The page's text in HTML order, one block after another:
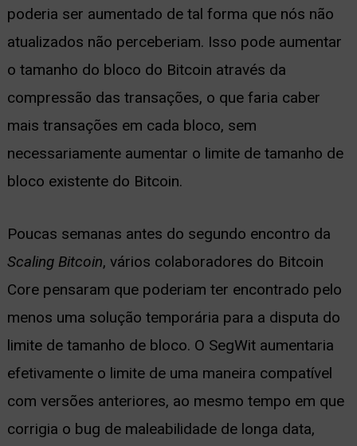
poderia ser aumentado de tal forma que nós não
atualizados não perceberiam. Isso pode aumentar
o tamanho do bloco do Bitcoin através da
compressão das transações, o que faria caber
mais transações em cada bloco, sem
necessariamente aumentar o limite de tamanho de
bloco existente do Bitcoin.
Poucas semanas antes do segundo encontro da
Scaling Bitcoin, vários colaboradores do Bitcoin
Core pensaram que poderiam ter encontrado pelo
menos uma solução temporária para a disputa do
limite de tamanho de bloco. O SegWit aumentaria
efetivamente o limite de uma maneira compatível
com versões anteriores, ao mesmo tempo em que
corrigia o bug de maleabilidade de longa data,